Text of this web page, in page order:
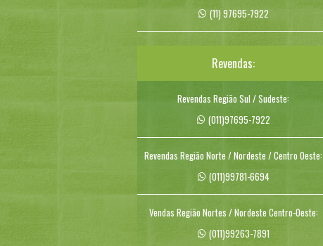
(11) 97695-7922
Revendas:
Revendas Região Sul / Sudeste:
(011)97695-7922
Revendas Região Norte / Nordeste / Centro Oeste:
(011)99781-6694
Vendas Região Nortes / Nordeste Centro-Oeste:
(011)99263-7891